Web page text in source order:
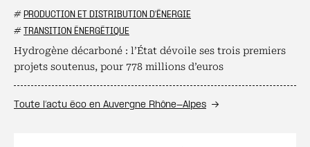
# PRODUCTION ET DISTRIBUTION D'ÉNERGIE
# TRANSITION ÉNERGÉTIQUE
Hydrogène décarboné : l’État dévoile ses trois premiers
projets soutenus, pour 778 millions d’euros
Toute l’actu éco en Auvergne Rhône-Alpes